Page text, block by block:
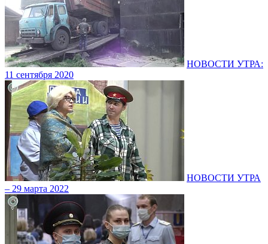
НОВОСТИ УТРА:
11 сентября 2020
НОВОСТИ УТРА
– 29 марта 2022